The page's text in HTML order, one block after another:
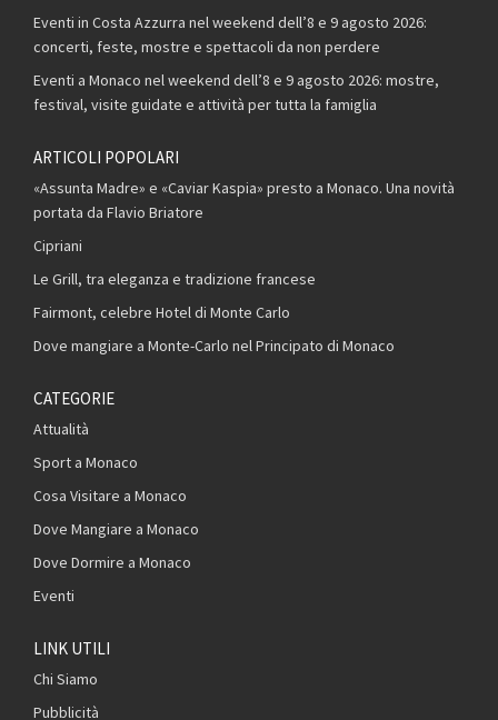
Eventi in Costa Azzurra nel weekend dell’8 e 9 agosto 2026:
concerti, feste, mostre e spettacoli da non perdere
Eventi a Monaco nel weekend dell’8 e 9 agosto 2026: mostre,
festival, visite guidate e attività per tutta la famiglia
ARTICOLI POPOLARI
«Assunta Madre» e «Caviar Kaspia» presto a Monaco. Una novità
portata da Flavio Briatore
Cipriani
Le Grill, tra eleganza e tradizione francese
Fairmont, celebre Hotel di Monte Carlo
Dove mangiare a Monte-Carlo nel Principato di Monaco
CATEGORIE
Attualità
Sport a Monaco
Cosa Visitare a Monaco
Dove Mangiare a Monaco
Dove Dormire a Monaco
Eventi
LINK UTILI
Chi Siamo
Pubblicità